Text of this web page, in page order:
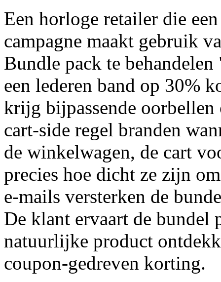
Een horloge retailer die
campagne maakt gebruik
Bundle pack te
een lederen band op 30%
krijg bijpassende
cart-side regel branden
de winkelwagen, de cart
precies hoe dicht ze zijn
e-mails versterken de
De klant ervaart de bundel
natuurlijke product
coupon-gedreven korting.